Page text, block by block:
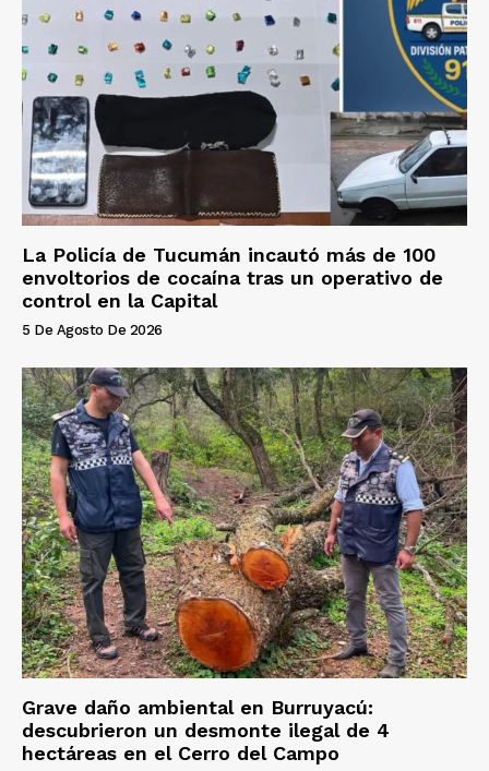
La Policía de Tucumán incautó más de 100
envoltorios de cocaína tras un operativo de
control en la Capital
5 De Agosto De 2026
Grave daño ambiental en Burruyacú:
descubrieron un desmonte ilegal de 4
hectáreas en el Cerro del Campo